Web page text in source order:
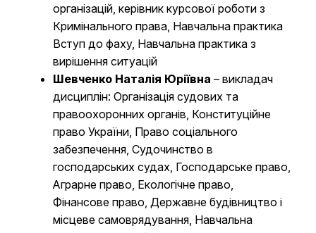
організацій, керівник курсової роботи з
Кримінального права, Навчальна практика
Вступ до фаху, Навчальна практика з
вирішення ситуацій
Шевченко Наталія Юріївна – викладач
дисциплін: Організація судових та
правоохоронних органів, Конституційне
право України, Право соціального
забезпечення, Судочинство в
господарських судах, Господарське право,
Аграрне право, Екологічне право,
Фінансове право, Державне будівництво і
місцеве самоврядування, Навчальна